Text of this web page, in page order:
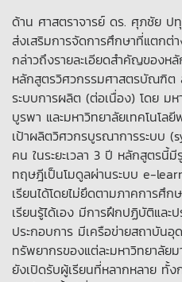
ด้าน ศาสตราจารย์ ดร. ศุภชัย ป
ส่งเสริมการจัดการศึกษาที่แตกต่
กล่าวถึงรายละเอียดสำคัญของห
หลักสูตรวิศวกรรมศาสตรบัณฑิต
ระบบการผลิต (ต่อเนื่อง) โดย ม
บูรพา และมหาวิทยาลัยเทคโนโล
เป้าผลิตวิศวกรบูรณาการระบบ
คน ในระยะเวลา 3 ปี หลักสูตรนี้
ทฤษฎีเป็นโมดูลผ่านระบบ e-
เรียนได้โดยไม่ยึดตามภาคการศึ
เรียนรู้ได้เอง มีการฝึกปฏิบัติและ
ประกอบการ มีเครือข่ายสถาบันอุ
ทรัพยากรของแต่ละมหาวิทยาลั
ยังเปิดรับผู้เรียนที่หลากหลาย ทั้